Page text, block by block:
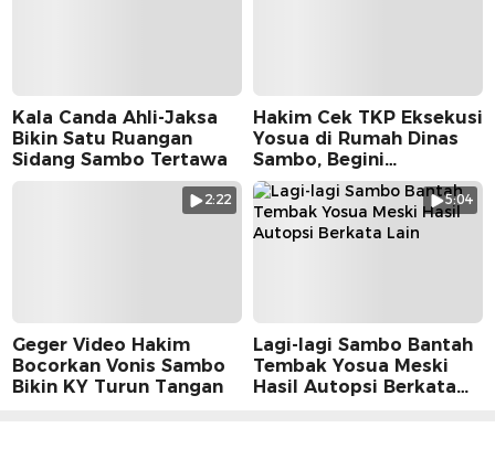
Kala Canda Ahli-Jaksa
Bikin Satu Ruangan
Sidang Sambo Tertawa
Hakim Cek TKP Eksekusi
Yosua di Rumah Dinas
Sambo, Begini
Suasananya
2:22
Geger Video Hakim
Bocorkan Vonis Sambo
Bikin KY Turun Tangan
5:04
Lagi-lagi Sambo Bantah
Tembak Yosua Meski
Hasil Autopsi Berkata